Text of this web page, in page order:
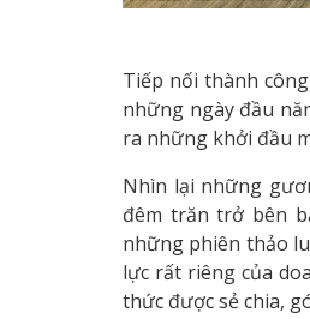
Tiếp nối thành
những ngày đầu
ra những khởi đầu
Nhìn lại những
đêm trăn trở bên
những phiên thảo
lực rất riêng của
thức được sẻ chia,